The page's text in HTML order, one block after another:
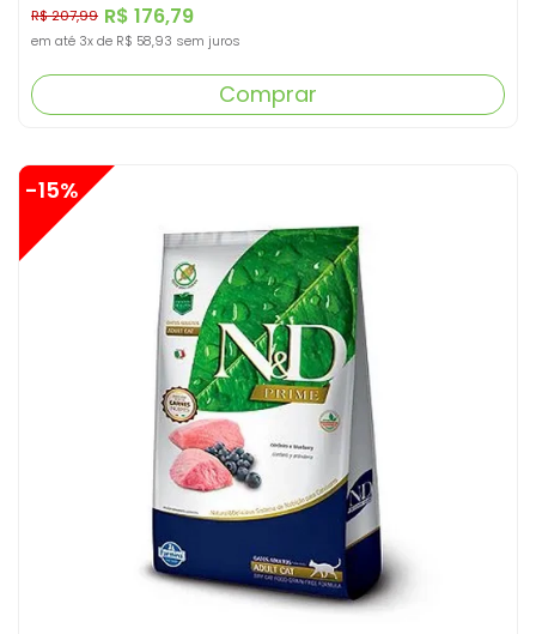
R$ 176,79
R$ 207,99
em até 3x de R$ 58,93 sem juros
Comprar
-15%